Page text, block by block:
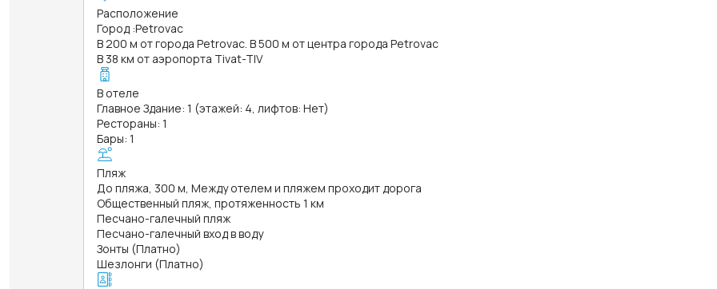
Расположение
Город :Petrovac
В 200 м от города Petrovac. В 500 м от центра города Petrovac
В 38 км от аэропорта Tivat-TIV
В отеле
Главное Здание: 1 (этажей: 4, лифтов: Нет)
Рестораны: 1
Бары: 1
Пляж
До пляжа, 300 м, Между отелем и пляжем проходит дорога
Общественный пляж, протяженность 1 км
Песчано-галечный пляж
Песчано-галечный вход в воду
Зонты (Платно)
Шезлонги (Платно)